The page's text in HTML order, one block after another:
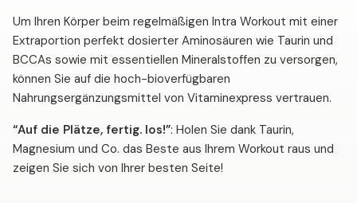
Um Ihren Körper beim regelmäßigen Intra Workout mit einer
Extraportion perfekt dosierter Aminosäuren wie Taurin und
BCCAs sowie mit essentiellen Mineralstoffen zu versorgen,
können Sie auf die hoch-bioverfügbaren
Nahrungsergänzungsmittel von Vitaminexpress vertrauen.
“Auf die Plätze, fertig. los!”: Holen Sie dank Taurin,
Magnesium und Co. das Beste aus Ihrem Workout raus und
zeigen Sie sich von Ihrer besten Seite!